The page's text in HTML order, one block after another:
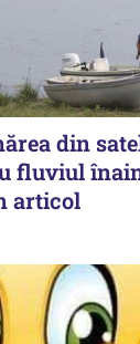
din
fluviul
articol